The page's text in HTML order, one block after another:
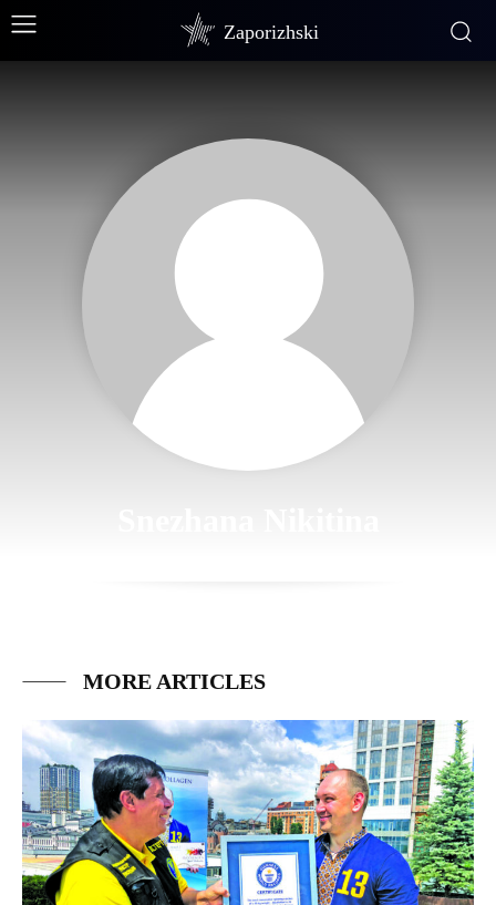
Zaporizhski
MORE ARTICLES